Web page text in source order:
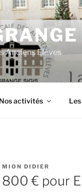
Anciens Elèves
Nos activités
MION DIDIER
€ pour